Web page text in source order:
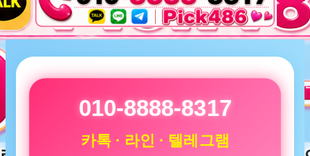
010-8888-8317
카톡 · 라인 · 텔레그램